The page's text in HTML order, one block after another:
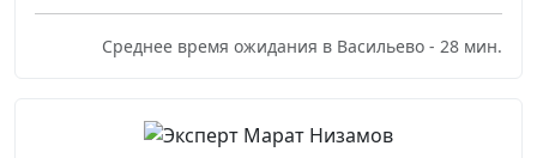
Среднее время ожидания в Васильево - 28 мин.